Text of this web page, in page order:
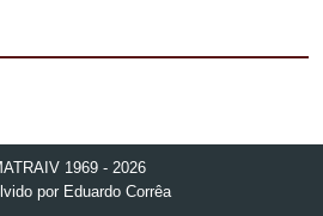
1969 - 2026
por Eduardo Corrêa